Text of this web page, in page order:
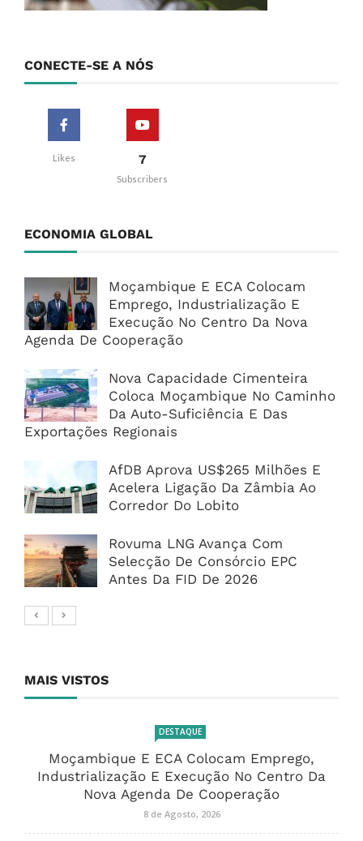
CONECTE-SE A NÓS
Likes 7
Subscribers
ECONOMIA GLOBAL
Moçambique E ECA Colocam
Emprego, Industrialização E
Execução No Centro Da Nova
Agenda De Cooperação
Nova Capacidade Cimenteira
Coloca Moçambique No Caminho
Da Auto-Suficiência E Das
Exportações Regionais
AfDB Aprova US$265 Milhões E
Acelera Ligação Da Zâmbia Ao
Corredor Do Lobito
Rovuma LNG Avança Com
Selecção De Consórcio EPC
Antes Da FID De 2026
MAIS VISTOS
DESTAQUE
Moçambique E ECA Colocam Emprego,
Industrialização E Execução No Centro Da
Nova Agenda De Cooperação
8 de Agosto, 2026